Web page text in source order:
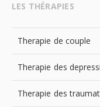
LES THÉRAPIES
Therapie de couple
Therapie des
Therapie des